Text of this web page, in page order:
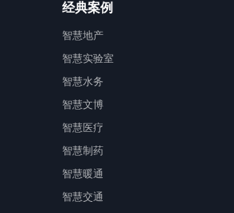
经典案例
智慧地产
智慧实验室
智慧水务
智慧文博
智慧医疗
智慧制药
智慧暖通
智慧交通